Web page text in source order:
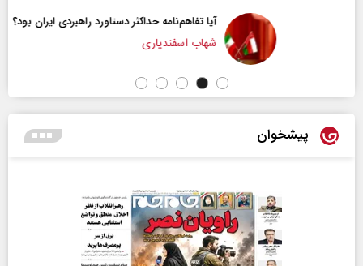
آیا تفاهم‌نامه حداکثر دستاورد راهبردی ایران بود؟
شهاب اسفندیاری
پیشخوان